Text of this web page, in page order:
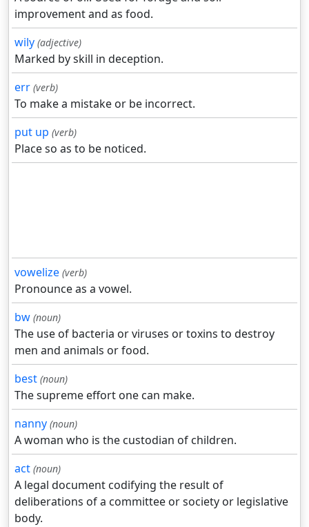
improvement and as food.
wily (adjective)
Marked by skill in deception.
err (verb)
To make a mistake or be incorrect.
put up (verb)
Place so as to be noticed.
vowelize (verb)
Pronounce as a vowel.
bw (noun)
The use of bacteria or viruses or toxins to destroy
men and animals or food.
best (noun)
The supreme effort one can make.
nanny (noun)
A woman who is the custodian of children.
act (noun)
A legal document codifying the result of
deliberations of a committee or society or legislative
body.